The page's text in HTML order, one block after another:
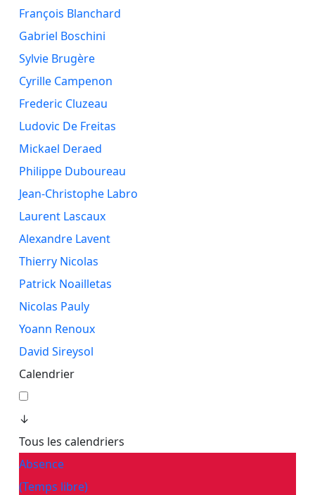
François Blanchard
Gabriel Boschini
Sylvie Brugère
Cyrille Campenon
Frederic Cluzeau
Ludovic De Freitas
Mickael Deraed
Philippe Duboureau
Jean-Christophe Labro
Laurent Lascaux
Alexandre Lavent
Thierry Nicolas
Patrick Noailletas
Nicolas Pauly
Yoann Renoux
David Sireysol
Calendrier
↓
Tous les calendriers
Absence
(Temps libre)